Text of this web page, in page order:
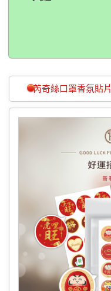
芮奇絲口罩香氛貼片